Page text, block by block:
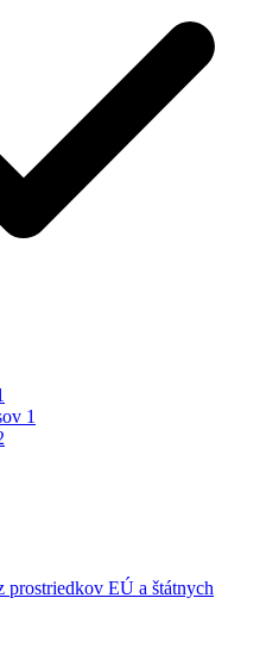
1
prostriedkov EÚ a štátnych